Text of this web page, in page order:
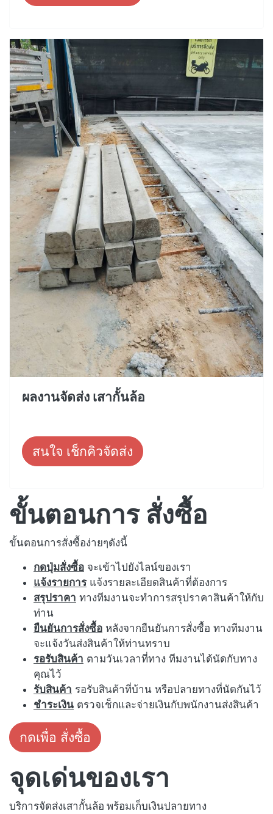
ผลงานจัดส่ง เสากั้นล้อ
สนใจ เช็กคิวจัดส่ง
ขั้นตอนการ สั่งซื้อ
ขั้นตอนการสั่งซื้อง่ายๆดังนี้
กดปุ่มสั่งซื้อ จะเข้าไปยังไลน์ของเรา
แจ้งรายการแจ้งรายละเอียดสินค้าที่ต้องการ
สรุปราคา ทางทีมงานจะทำการสรุปราคาสินค้าให้กับ
ท่าน
ยืนยันการสั่งซื้อ หลังจากยืนยันการสั่งซื้อ ทางทีมงาน
จะแจ้งวันส่งสินค้าให้ท่านทราบ
รอรับสินค้า ตามวันเวลาที่ทาง ทีมงานได้นัดกับทาง
คุณไว้
รับสินค้า รอรับสินค้าที่บ้าน หรือปลายทางที่นัดกันไว้
ชำระเงิน ตรวจเช็กและจ่ายเงินกับพนักงานส่งสินค้า
กดเพื่อ สั่งซื้อ
จุดเด่นของเรา
บริการจัดส่งเสากั้นล้อ พร้อมเก็บเงินปลายทาง